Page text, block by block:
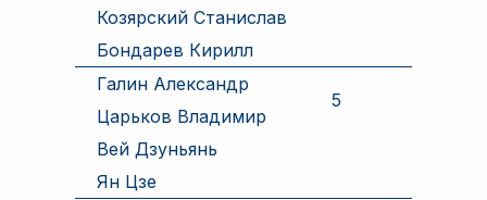
Козярский Станислав
Бондарев Кирилл
Галин Александр
5
Царьков Владимир
Вей Дзуньянь
Ян Цзе